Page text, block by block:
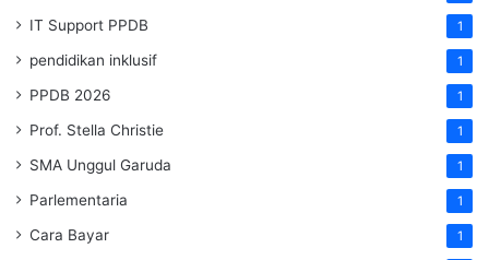
IT Support PPDB 1
pendidikan inklusif 1
PPDB 2026 1
Prof. Stella Christie 1
SMA Unggul Garuda 1
Parlementaria 1
Cara Bayar 1